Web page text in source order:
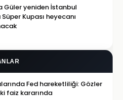
Güler yeniden İstanbul
Kupası heyecanı
Fed hareketliliği: Gözler
faiz kararında